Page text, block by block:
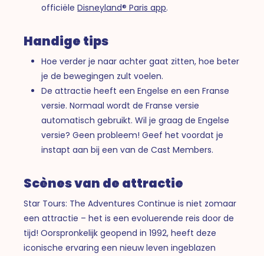
officiëleDisneyland® Paris app.
Handige tips
Hoe verder je naar achter gaat zitten, hoe beter
je de bewegingen zult voelen.
De attractie heeft een Engelse en een Franse
versie. Normaal wordt de Franse versie
automatisch gebruikt. Wil je graag de Engelse
versie? Geen probleem! Geef het voordat je
instapt aan bij een van de Cast Members.
Scènes van de attractie
Star Tours: The Adventures Continue is niet zomaar
een attractie – het is een evoluerende reis door de
tijd! Oorspronkelijk geopend in 1992, heeft deze
iconische ervaring een nieuw leven ingeblazen